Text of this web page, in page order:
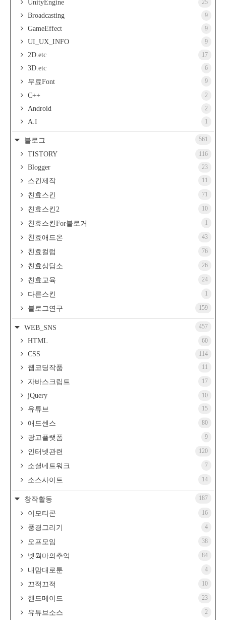
UnityEngine 25
Broadcasting 9
GameEffect 9
UI_UX_INFO 9
2D.etc 17
3D.etc 6
무료Font 9
C++ 2
Android 2
A.I 1
블로그 561
TISTORY 116
Blogger 23
스킨제작 11
친효스킨 71
친효스킨2 10
친효스킨For블로거 1
친효애드온 43
친효컬럼 76
친효상담소 26
친효교육 24
다른스킨 1
블로그연구 159
WEB_SNS 457
HTML 60
CSS 114
웹코딩작품 11
자바스크립트 17
jQuery 10
유튜브 15
애드센스 80
광고플랫폼 9
인터넷관련 120
소셜네트워크 7
소스사이트 14
창작활동 187
이모티콘 16
풍경그리기 4
오프모임 38
넷웍마의추억 84
내맘대로툰 4
끄적끄적 10
핸드메이드 23
유튜브소스 2